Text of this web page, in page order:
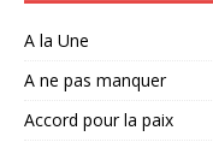
A la Une
A ne pas manquer
Accord pour la paix